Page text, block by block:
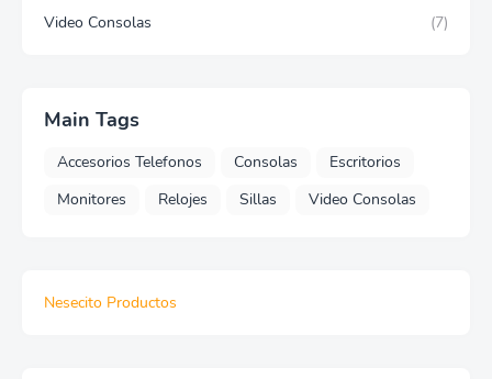
Video Consolas
(7)
Main Tags
Accesorios Telefonos Consolas
Escritorios
Monitores
Relojes Sillas Video Consolas
Nesecito Productos